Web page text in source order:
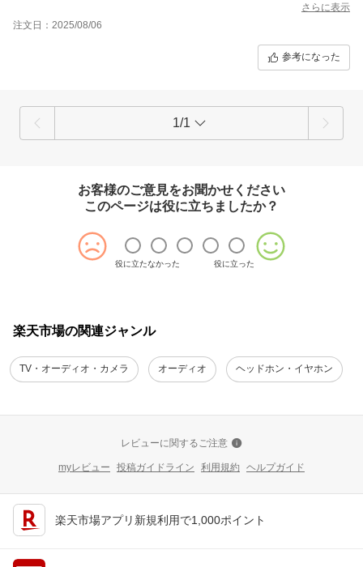
この点では思った通りの商品だったので大満足です。
さらに表示
注文日：2025/08/06
参考になった
1/1
お客様のご意見をお聞かせください
このページは役に立ちましたか？
役に立たなかった 役に立った
楽天市場の関連ジャンル
TV・オーディオ・カメラ オーディオ ヘッドホン・イヤホン
レビューに関するご注意
myレビュー 投稿ガイドライン 利用規約 ヘルプガイド
楽天市場アプリ新規利用で1,000ポイント